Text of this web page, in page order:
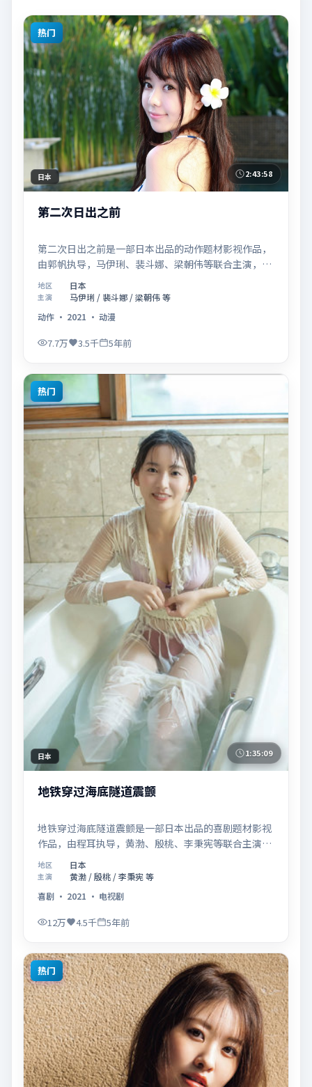
热门
日本 2:43:58
第二次日出之前
第二次日出之前是一部日本出品的动作题材影视作品，
由郭帆执导，马伊琍、裴斗娜、梁朝伟等联合主演，于
2021年02月05日在院线首映。影片围绕「爱的迟疑与
勇敢迈出的一步」展开叙事，镜头语言克制而富有张
力，节奏起伏得当，人物弧光完整；配乐与场面调度强
化了类型片的观感体验，亦留有可供解读的细节空间，
适合关注现实主义叙事与人物关系的观众观看与收藏。
地区 日本
主演
马伊琍 / 裴斗娜 / 梁朝伟 等
动作 · 2021 · 动漫
7.7万 3.5千 5年前
热门
日本 1:35:09
地铁穿过海底隧道震颤
地铁穿过海底隧道震颤是一部日本出品的喜剧题材影视
作品，由程耳执导，黄渤、殷桃、李秉宪等联合主演，
于2021年08月27日在院线首映。影片围绕「爱的迟疑
与勇敢迈出的一步」展开叙事，镜头语言克制而富有张
力，节奏起伏得当，人物弧光完整；配乐与场面调度强
化了类型片的观感体验，亦留有可供解读的细节空间，
适合关注现实主义叙事与人物关系的观众观看与收藏。
地区 日本
主演
黄渤 / 殷桃 / 李秉宪 等
喜剧 · 2021 · 电视剧
12万 4.5千 5年前
热门